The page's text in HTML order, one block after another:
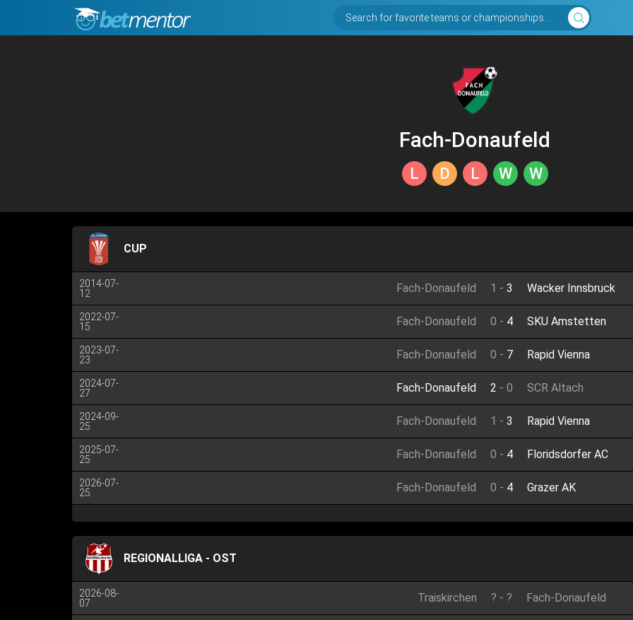
Search for favorite teams or championships...
Fach-Donaufeld
L D L W W
CUP
2014-07-
12
Fach-Donaufeld 1 - 3 Wacker Innsbruck
2022-07-
15
Fach-Donaufeld 0 - 4 SKU Amstetten
2023-07-
23
Fach-Donaufeld 0 - 7 Rapid Vienna
2024-07-
27
Fach-Donaufeld 2 - 0 SCR Altach
2024-09-
25
Fach-Donaufeld 1 - 3 Rapid Vienna
2025-07-
25
Fach-Donaufeld 0 - 4 Floridsdorfer AC
2026-07-
25
Fach-Donaufeld 0 - 4 Grazer AK
REGIONALLIGA - OST
2026-08-
07
Traiskirchen ? - ? Fach-Donaufeld